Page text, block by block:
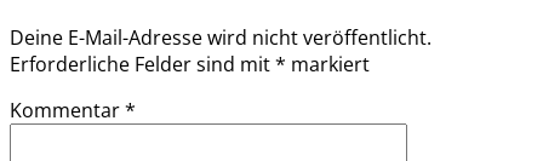
Deine E-Mail-Adresse wird nicht veröffentlicht.
Erforderliche Felder sind mit* markiert
Kommentar*